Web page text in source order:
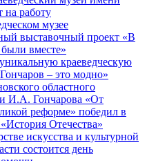
на работу
музее
выставочный проект «В
вместе»
краеведческую
– это модно»
областного
И.А. Гончарова «От
реформе» победил в
Отечества»
искусства и культурной
состоится день